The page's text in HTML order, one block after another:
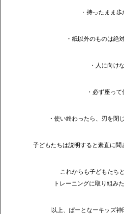
・持ったまま
・紙以外のものは絶
・人に向け
・必ず座って
・使い終わったら、刃を閉
子どもたちは説明すると素直に聞
これからも子どもたち
トレーニングに取り組み
以上、ぱーとなーキッズ神